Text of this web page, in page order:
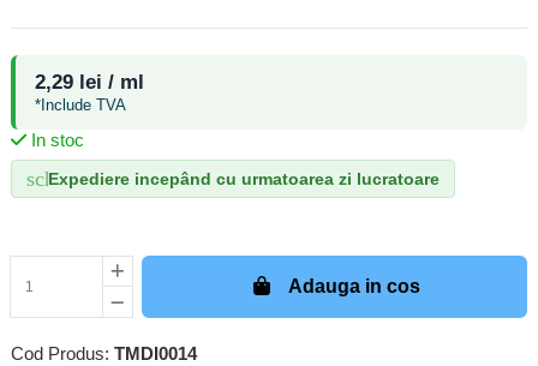
Adauga in cos
2,29 lei / ml
*Include TVA
In stoc
schedule
Expediere incepând cu urmatoarea zi lucratoare
Cod Produs: TMDI0014